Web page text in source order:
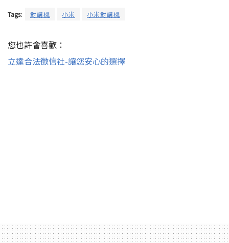
Tags: 對講機 小米 小米對講機
您也許會喜歡：
立達合法徵信社-讓您安心的選擇